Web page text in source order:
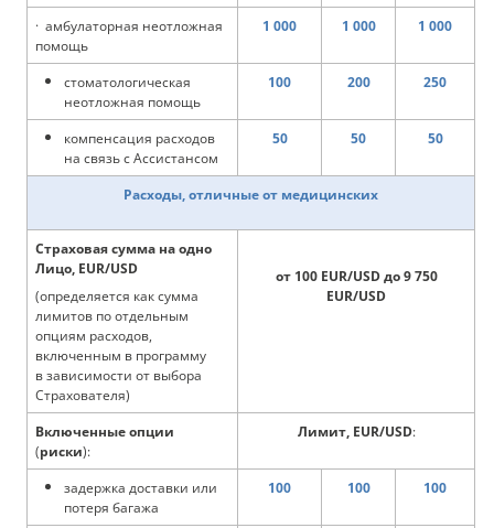
· амбулаторная неотложная
помощь
1 000 1 000 1 000
стоматологическая
неотложная помощь
100 200 250
компенсация расходов
на связь с Ассистансом
50 50 50
Расходы, отличные от медицинских
Страховая сумма на одно
Лицо, EUR/USD
(определяется как сумма
лимитов по отдельным
опциям расходов,
включенным в программу
в зависимости от выбора
Страхователя)
от 100 EUR/USD до 9 750
EUR/USD
Включенные опции
(риски):
Лимит, EUR/USD:
задержка доставки или
потеря багажа
100 100 100